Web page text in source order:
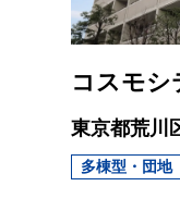
コスモシ
東京都荒川
多棟型・団地